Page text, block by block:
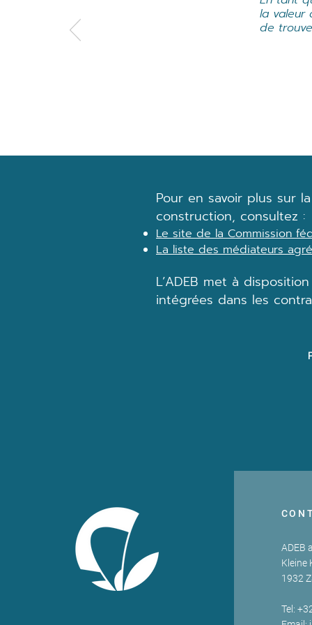
la valeur
de
Pour en savoir plus sur
construction, consultez :
Le site de la Commission
La liste des médiateurs
L’ADEB met à
intégrées dans les
ADEB
Kleine
1932
Tel: